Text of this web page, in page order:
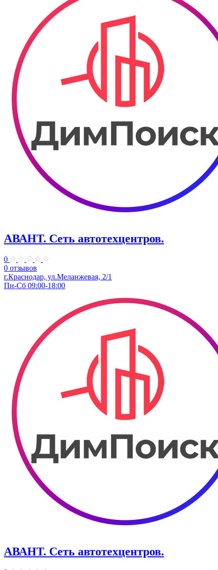
АВАНТ. ​Сеть автотехцентров.
0
0 отзывов
​г.Краснодар, ул.Меланжевая, 2/1
Пн-Сб 09:00-18:00
АВАНТ. ​Сеть автотехцентров.